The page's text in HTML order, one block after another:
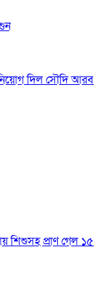
দিল সৌদি আরব
শিশুসহ প্রাণ গেল ১৫